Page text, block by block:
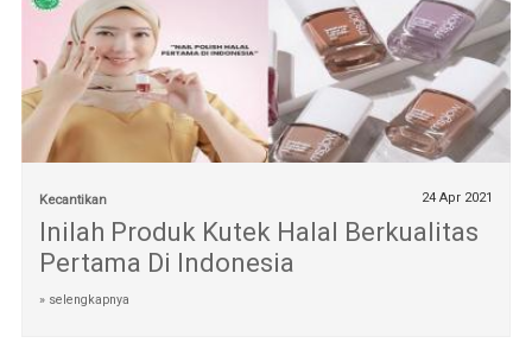
Kecantikan 24 Apr 2021
Inilah Produk Kutek Halal Berkualitas
Pertama Di Indonesia
» selengkapnya